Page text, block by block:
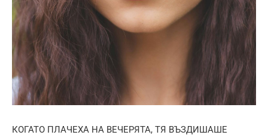
КОГАТО ПЛАЧЕХА НА ВЕЧЕРЯТА, ТЯ ВЪЗДИШАШЕ